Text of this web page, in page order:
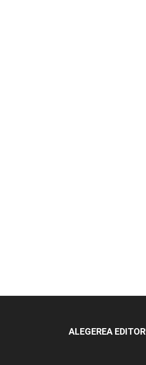
ALEGEREA